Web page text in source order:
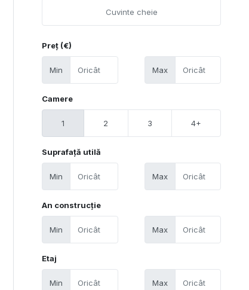
Preț (€)
Min Max
Camere
1 2 3 4+
Suprafață utilă
Min Max
An construcție
Min Max
Etaj
Min Max